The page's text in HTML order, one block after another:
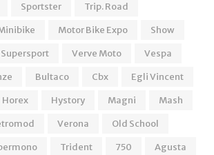
Sportster
Trip. Road
Motor Bike Expo
Show
Supersport Verve Moto
Vespa
Bultaco Cbx
Egli Vincent
Horex Hystory Magni
Mash
Verona
Old School
Trident 750
Agusta